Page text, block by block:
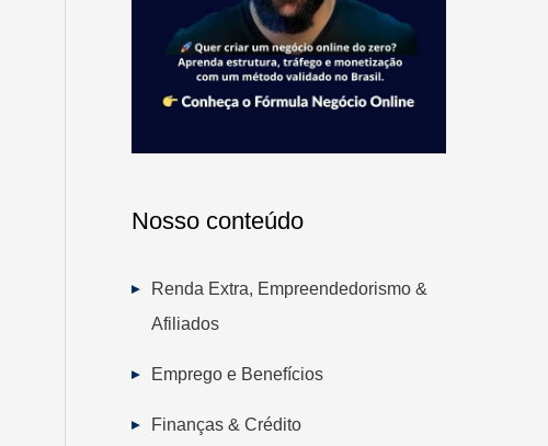
Nosso conteúdo
Renda Extra, Empreendedorismo &
Afiliados
Emprego e Benefícios
Finanças & Crédito